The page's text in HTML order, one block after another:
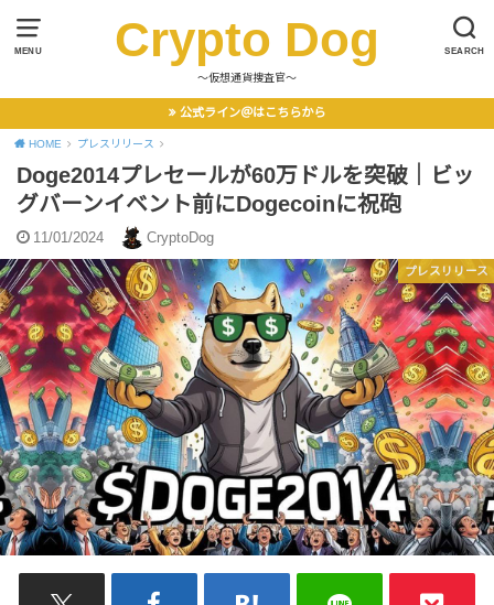
MENU SEARCH
Crypto Dog
〜仮想通貨捜査官〜
公式ライン＠はこちらから
HOME プレスリリース
Doge2014プレセールが60万ドルを突破｜ビッ
グバーンイベント前にDogecoinに祝砲
11/01/2024 CryptoDog
プレスリリース